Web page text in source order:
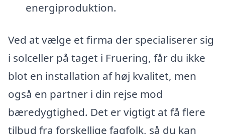
energiproduktion.
Ved at vælge et firma der specialiserer sig
i solceller på taget i Fruering, får du ikke
blot en installation af høj kvalitet, men
også en partner i din rejse mod
bæredygtighed. Det er vigtigt at få flere
tilbud fra forskellige fagfolk, så du kan